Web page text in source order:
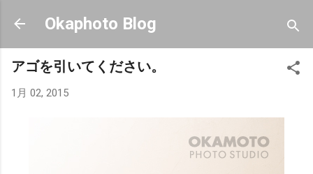
スキップしてメイン コンテンツに移動
Okaphoto Blog
アゴを引いてください。
1月 02, 2015